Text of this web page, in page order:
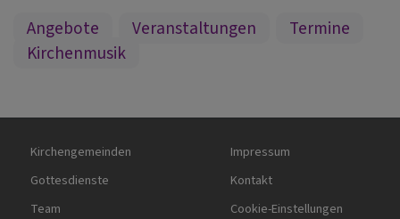
Angebote Veranstaltungen
Termine
Kirchenmusik
Hauptnavigation
Kirchengemeinden
Gottesdienste
Team
Fußbereichsmenü
Impressum
Kontakt
Cookie-Einstellungen